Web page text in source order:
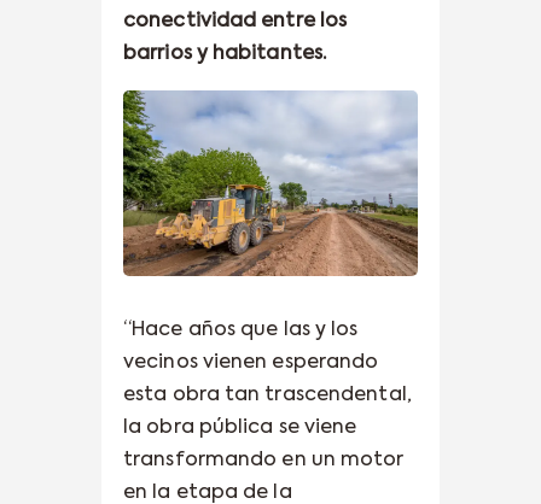
conectividad entre los
barrios y habitantes.
“Hace años que las y los
vecinos vienen esperando
esta obra tan trascendental,
la obra pública se viene
transformando en un motor
en la etapa de la